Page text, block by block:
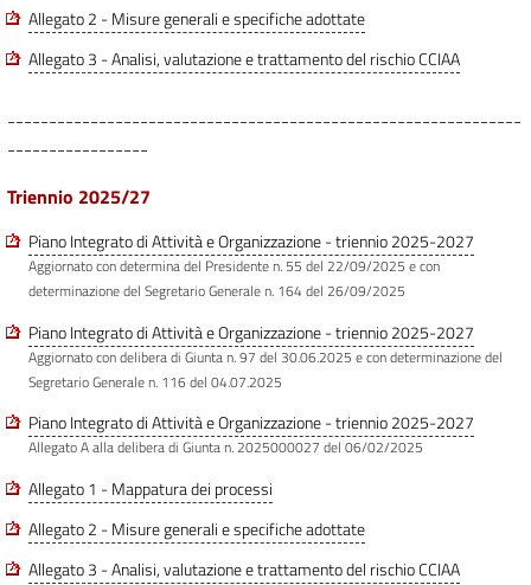
Allegato 2 - Misure generali e specifiche adottate
Allegato 3 - Analisi, valutazione e trattamento del rischio CCIAA
--------------------------------------------------------------
-----------------
Triennio 2025/27
Piano Integrato di Attività e Organizzazione - triennio 2025-2027
Aggiornato con determina del Presidente n. 55 del 22/09/2025 e con
determinazione del Segretario Generale n. 164 del 26/09/2025
Piano Integrato di Attività e Organizzazione - triennio 2025-2027
Aggiornato con delibera di Giunta n. 97 del 30.06.2025 e con determinazione del
Segretario Generale n. 116 del 04.07.2025
Piano Integrato di Attività e Organizzazione - triennio 2025-2027
Allegato A alla delibera di Giunta n. 2025000027 del 06/02/2025
Allegato 1 - Mappatura dei processi
Allegato 2 - Misure generali e specifiche adottate
Allegato 3 - Analisi, valutazione e trattamento del rischio CCIAA